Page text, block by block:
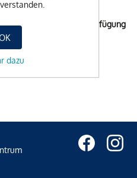
keine Buchung zur Verfügung
dazu